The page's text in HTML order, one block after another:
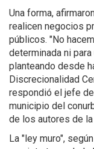
Una forma,
realicen negocios
públicos. "No
determinada ni
planteando desde
Discrecionalidad
respondió el jefe
municipio del
de los autores de
La "ley muro",